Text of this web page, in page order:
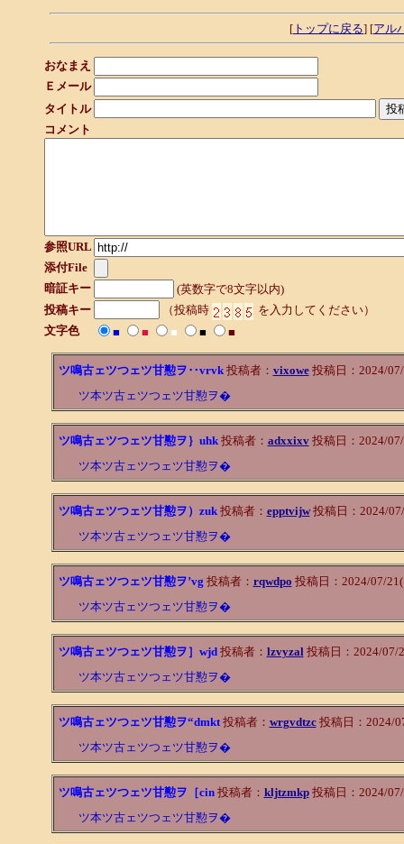
[ トップに戻る] [アル
おなまえ
Ｅメール
タイトル
コメント
参照URL
添付File
暗証キー
(英数字で8文字以内)
投稿キー
（投稿時
を入力してください）
文字色
■ ■ ■ ■ ■
ツ鳴古ェツつェツ甘懃ヲ‥vrvk投稿者： vixowe投稿日：2024/
ツ本ツ古ェツつェツ甘懃ヲ�
ツ鳴古ェツつェツ甘懃ヲ｝uhk投稿者： adxxixv投稿日：2024/
ツ本ツ古ェツつェツ甘懃ヲ�
ツ鳴古ェツつェツ甘懃ヲ）zuk投稿者： epptvijw投稿日：2024/
ツ本ツ古ェツつェツ甘懃ヲ�
ツ鳴古ェツつェツ甘懃ヲ’vg 投稿者： rqwdpo 投稿日：2024/07/
ツ本ツ古ェツつェツ甘懃ヲ�
ツ鳴古ェツつェツ甘懃ヲ］wjd投稿者： lzvyzal投稿日：2024/07/
ツ本ツ古ェツつェツ甘懃ヲ�
ツ鳴古ェツつェツ甘懃ヲ“dmkt投稿者： wrgvdtzc投稿日：2024/
ツ本ツ古ェツつェツ甘懃ヲ�
ツ鳴古ェツつェツ甘懃ヲ［cin投稿者： kljtzmkp投稿日：2024/
ツ本ツ古ェツつェツ甘懃ヲ�